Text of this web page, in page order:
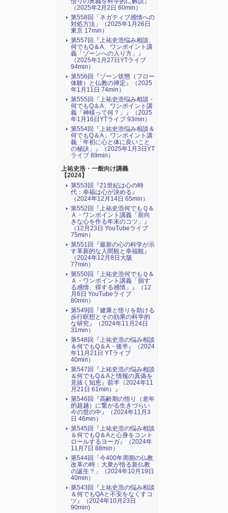
（2025年2月2日 60min）
第558回「ネガティブ感情への
対処方法」（2025年1月26日
東京 17min）
第557回『上祐史浩悩み相談、
何でもQ＆A、ワンポイント講
義「ゾーンへの入り方」』
（2025年1月27日YTライブ
94min）
第556回『ゾーン状態（フロー
体験）と仏教の禅定』（2025
年1月11日 74min）
第555回『上祐史浩悩み相談・
何でもQ＆A、ワンポイント講
義「神様って何？」』（2025
年1月16日YTライブ 93min）
第554回『上祐史浩悩み相談＆
何でもQ＆A」ワンポイント講
義「年初に心と体に良いこと
の秘訣」』（2025年1月3日YT
ライブ 89min）
上祐史浩・一般向け講義
【2024】
第553回『21世紀は心の時
代：幸福は心が決める』
（2024年12月14日 65min）
第552回『上祐史浩何でもＱ＆
Ａ・ワンポイント講義「前向
きな心を作る年末のコツ」』
（12月23日 YouTubeライブ
75min）
第551回『最新の心の科学が示
す革新的な人間観と幸福観』
（2024年12月8日大阪
77min）
第550回『上祐史浩何でもＱ＆
Ａ・ワンポイント講義「損す
る感情、得する感情」』（12
月6日 YouTubeライブ
80min）
第549回『健康と悟りを助ける
歩行瞑想とその効果の科学的
な研究』（2024年11月24日
31min）
第548回『上祐史浩の悩み相談
＆何でもQ＆A・後半』（2024
年11月21日 YTライブ
40min）
第547回『上祐史浩の悩み相談
＆何でもQ＆Aと情報の真偽を
見抜く知恵』前半（2024年11
月21日 61min）』
第546回『高齢期の悟り（老年
的超越）に繋がる生きづらい
今の世の中』（2024年11月3
日 46min）
第545回『上祐史浩の悩み相談
＆何でもQ＆Aと心身をコント
ロールするヨーガ』（2024年
11月7日 88min）
第544回「今400年周期の仏教
改革の時：大衆が悟る新仏教
の誕生？」（2024年10月19日
40min）
第543回『上祐史浩の悩み相談
＆何でもQAと不安をなくすコ
ツ』（2024年10月23日
90min)